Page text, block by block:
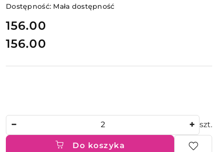
Dostępność: Mała dostępność
cena:
156.00
Cena:
156.00
szt.
Do koszyka